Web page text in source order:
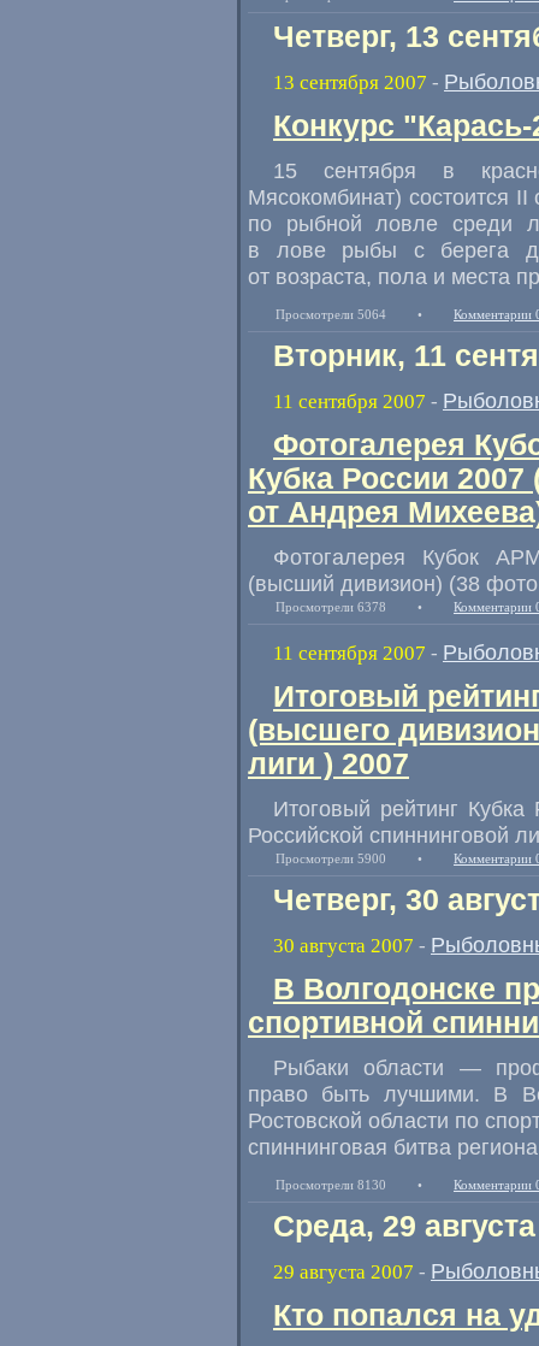
Четверг, 13
13 сентября 2007 -
Конкурс
15 сентября в
Мясокомбинат) состоится II
по рыбной ловле среди
в лове рыбы с берега
от возраста, пола и места
Просмотрели 5064 • Комментарии
Вторник, 11
11 сентября 2007 -
Фотогалерея
Кубка России
от Андрея
Фотогалерея Кубок
(высший дивизион) (38
Просмотрели 6378 • Комментарии
11 сентября 2007 -
Итоговый
(высшего
лиги ) 2007
Итоговый рейтинг
Российской спиннинговой
Просмотрели 5900 • Комментарии
Четверг, 30
30 августа 2007 -
В Волгодонске
спортивной
Рыбаки области —
право быть лучшими. В
Ростовской области по
спиннинговая битва
Просмотрели 8130 • Комментарии
Среда, 29
29 августа 2007 -
Кто попался на